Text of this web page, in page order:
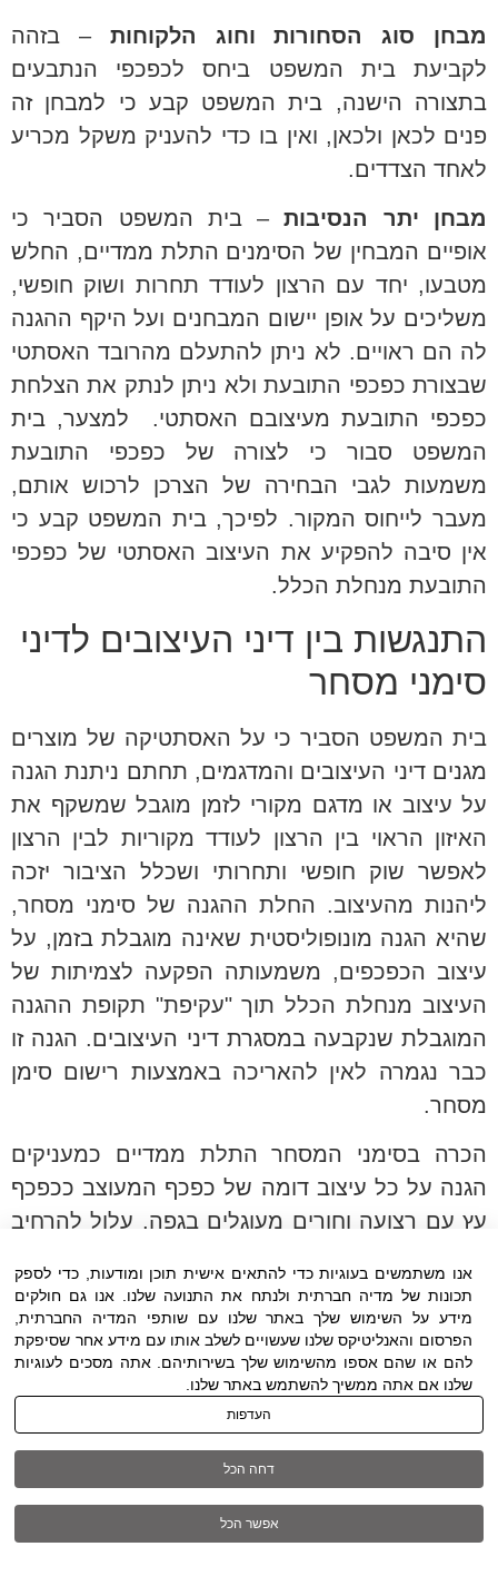
מבחן סוג הסחורות וחוג הלקוחות – בזהה
לקביעת בית המשפט ביחס לכפכפי הנתבעים
בתצורה הישנה, בית המשפט קבע כי למבחן זה
פנים לכאן ולכאן, ואין בו כדי להעניק משקל מכריע
לאחד הצדדים.
מבחן יתר הנסיבות– בית המשפט הסביר כי
אופיים המבחין של הסימנים התלת ממדיים, החלש
מטבעו, יחד עם הרצון לעודד תחרות ושוק חופשי,
משליכים על אופן יישום המבחנים ועל היקף ההגנה
לה הם ראויים. לא ניתן להתעלם מהרובד האסתטי
שבצורת כפכפי התובעת ולא ניתן לנתק את הצלחת
כפכפי התובעת מעיצובם האסתטי. למצער, בית
המשפט סבור כי לצורה של כפכפי התובעת
משמעות לגבי הבחירה של הצרכן לרכוש אותם,
מעבר לייחוס המקור. לפיכך, בית המשפט קבע כי
אין סיבה להפקיע את העיצוב האסתטי של כפכפי
התובעת מנחלת הכלל.
התנגשות בין דיני העיצובים לדיני
סימני מסחר
בית המשפט הסביר כי על האסתטיקה של מוצרים
מגנים דיני העיצובים והמדגמים, תחתם ניתנת הגנה
על עיצוב או מדגם מקורי לזמן מוגבל שמשקף את
האיזון הראוי בין הרצון לעודד מקוריות לבין הרצון
לאפשר שוק חופשי ותחרותי ושכלל הציבור יזכה
ליהנות מהעיצוב. החלת ההגנה של סימני מסחר,
שהיא הגנה מונופוליסטית שאינה מוגבלת בזמן, על
עיצוב הכפכפים, משמעותה הפקעה לצמיתות של
העיצוב מנחלת הכלל תוך "עקיפת" תקופת ההגנה
המוגבלת שנקבעה במסגרת דיני העיצובים. הגנה זו
כבר נגמרה לאין להאריכה באמצעות רישום סימן
מסחר.
הכרה בסימני המסחר התלת ממדיים כמעניקים
הגנה על כל עיצוב דומה של כפכף המעוצב ככפכף
עץ עם רצועה וחורים מעוגלים בגפה, עלול להרחיב
הכפכפים במסגרת דיני המדגמים, להעניק בו
בלעדיות לתובעת ולפגוע באיזון העדין שמקבע
במסגרת דיני העיצובים והמדגמים.
מאחר שתמה תקופת ההגנה על כפכפי התובעת
מכוח דיני המדגמים, ליצרנים ולצרכנים הזכות לייצר
ולקנות כפכפי גומי הדומים לכפכפי התובעת
מבחינה אסתטית , כל עוד הצרכן לא יוטעה לחשוב
שמדובר בכפכפים שמקורם בתובעת.
אנו משתמשים בעוגיות כדי להתאים אישית תוכן ומודעות, כדי לספק
תכונות של מדיה חברתית ולנתח את התנועה שלנו. אנו גם חולקים
מידע על השימוש שלך באתר שלנו עם שותפי המדיה החברתית,
הפרסום והאנליטיקס שלנו שעשויים לשלב אותו עם מידע אחר שסיפקת
להם או שהם אספו מהשימוש שלך בשירותיהם. אתה מסכים לעוגיות
שלנו אם אתה ממשיך להשתמש באתר שלנו.
העדפות
דחה הכל
אפשר הכל